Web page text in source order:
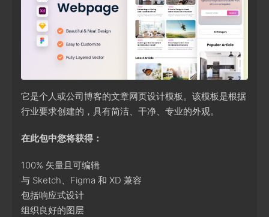
它是个人或公司博客的文章网页设计模板。该模板是根据
行业要求创建的，具有简洁、干净、专业的外观。
在此包中您将获得：
100% 矢量且可编辑
与 Sketch、Figma 和 XD 兼容
包括响应式设计
组织良好的图层